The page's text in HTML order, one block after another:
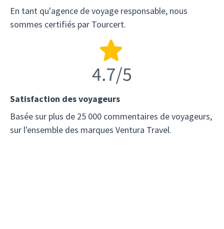
En tant qu'agence de voyage responsable, nous
sommes certifiés par Tourcert.
Satisfaction des voyageurs
Basée sur plus de 25 000 commentaires de voyageurs,
sur l'ensemble des marques Ventura Travel.